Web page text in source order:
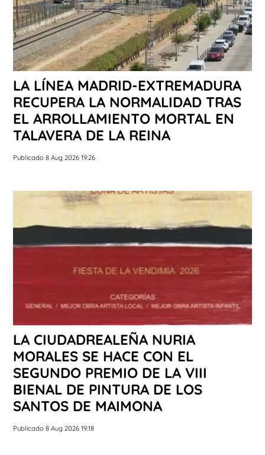
LA LÍNEA MADRID-EXTREMADURA
RECUPERA LA NORMALIDAD TRAS
EL ARROLLAMIENTO MORTAL EN
TALAVERA DE LA REINA
Publicado 8 Aug 2026 19:26
LA CIUDADREALEÑA NURIA
MORALES SE HACE CON EL
SEGUNDO PREMIO DE LA VIII
BIENAL DE PINTURA DE LOS
SANTOS DE MAIMONA
Publicado 8 Aug 2026 19:18